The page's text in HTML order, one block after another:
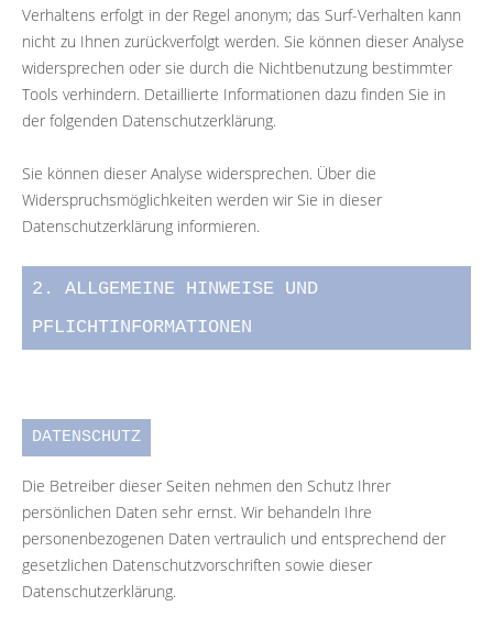
Verhaltens erfolgt in der Regel anonym; das Surf-Verhalten kann
nicht zu Ihnen zurückverfolgt werden. Sie können dieser Analyse
widersprechen oder sie durch die Nichtbenutzung bestimmter
Tools verhindern. Detaillierte Informationen dazu finden Sie in
der folgenden Datenschutzerklärung.
Sie können dieser Analyse widersprechen. Über die
Widerspruchsmöglichkeiten werden wir Sie in dieser
Datenschutzerklärung informieren.
2. ALLGEMEINE HINWEISE UND
PFLICHTINFORMATIONEN
DATENSCHUTZ
Die Betreiber dieser Seiten nehmen den Schutz Ihrer
persönlichen Daten sehr ernst. Wir behandeln Ihre
personenbezogenen Daten vertraulich und entsprechend der
gesetzlichen Datenschutzvorschriften sowie dieser
Datenschutzerklärung.